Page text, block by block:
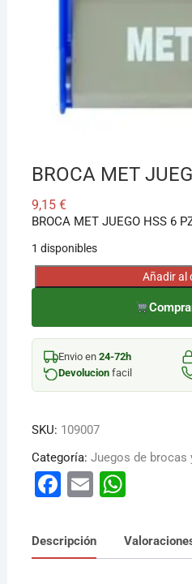
BROCA MET
9,15 €
BROCA MET JUEGO HSS 6
1 disponibles
BROCA
JUEGO
HSS
Añadir al
Envio en 24-72h
Devolucionfacil
SKU: 109007
Categoría: Juegos de brocas
F
c
e
E
ai
l
W
at
s
Descripción